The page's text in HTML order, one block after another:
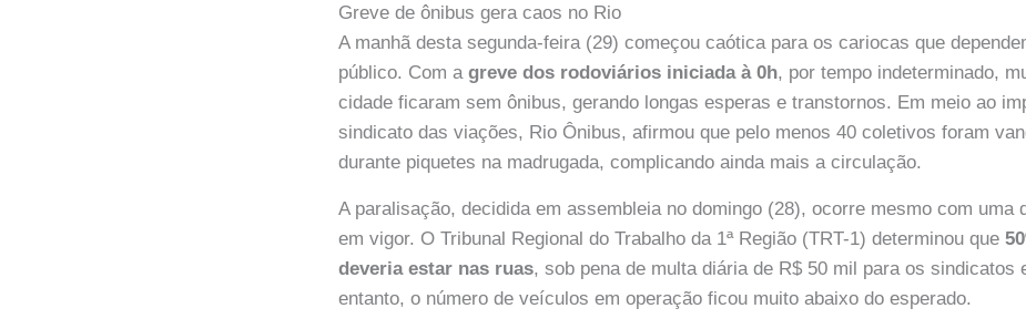
Greve de ônibus gera caos no Rio
A manhã desta segunda-feira (29) começou caótica para os cariocas que
público. Com agreve dos rodoviários iniciada à 0h, por tempo indeterminado,
cidade ficaram sem ônibus, gerando longas esperas e transtornos. Em meio ao
sindicato das viações, Rio Ônibus, afirmou que pelo menos 40 coletivos foram
durante piquetes na madrugada, complicando ainda mais a circulação.
A paralisação, decidida em assembleia no domingo (28), ocorre mesmo com uma
em vigor. O Tribunal Regional do Trabalho da 1ª Região (TRT-1) determinou que
deveria estar nas ruas, sob pena de multa diária de R$ 50 mil para os sindicatos
entanto, o número de veículos em operação ficou muito abaixo do esperado.